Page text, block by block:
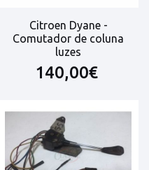
Citroen Dyane -
Comutador de coluna
luzes
140,00€